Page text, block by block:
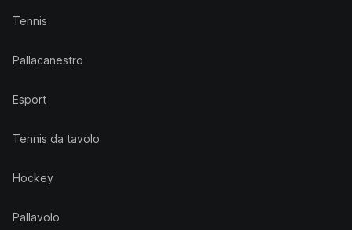
Tennis
Pallacanestro
Esport
Tennis da tavolo
Hockey
Pallavolo